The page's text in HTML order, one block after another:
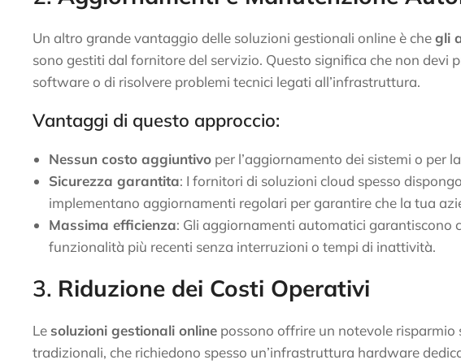
Un altro grande vantaggio delle soluzioni gestionali online è chegli
sono gestiti dal fornitore del servizio. Questo significa che non devi
software o di risolvere problemi tecnici legati all’infrastruttura.
Vantaggi di questo approccio:
Nessun costo aggiuntivo per l’aggiornamento dei sistemi o per
Sicurezza garantita: I fornitori di soluzioni cloud spesso
implementano aggiornamenti regolari per garantire che la tua
Massima efficienza: Gli aggiornamenti automatici garantiscono
funzionalità più recenti senza interruzioni o tempi di inattività.
3. Riduzione dei Costi Operativi
Le soluzioni gestionali online possono offrire un notevole
tradizionali, che richiedono spesso un’infrastruttura hardware